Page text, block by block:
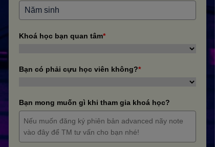
Khoá học bạn quan tâm*
Bạn có phải cựu học viên không?*
Bạn mong muốn gì khi tham gia khoá học?